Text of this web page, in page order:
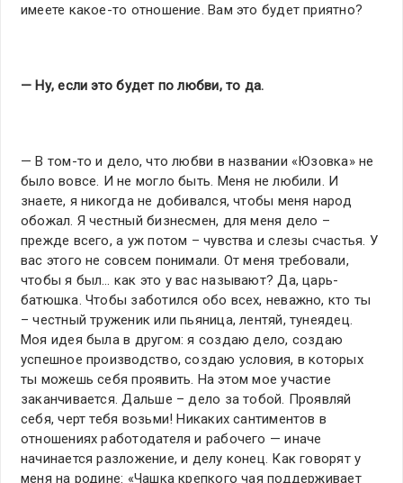
имеете какое-то отношение. Вам это будет приятно?
— Ну, если это будет по любви, то да.
— В том-то и дело, что любви в названии «Юзовка» не
было вовсе. И не могло быть. Меня не любили. И
знаете, я никогда не добивался, чтобы меня народ
обожал. Я честный бизнесмен, для меня дело –
прежде всего, а уж потом – чувства и слезы счастья. У
вас этого не совсем понимали. От меня требовали,
чтобы я был… как это у вас называют? Да, царь-
батюшка. Чтобы заботился обо всех, неважно, кто ты
– честный труженик или пьяница, лентяй, тунеядец.
Моя идея была в другом: я создаю дело, создаю
успешное производство, создаю условия, в которых
ты можешь себя проявить. На этом мое участие
заканчивается. Дальше – дело за тобой. Проявляй
себя, черт тебя возьми! Никаких сантиментов в
отношениях работодателя и рабочего — иначе
начинается разложение, и делу конец. Как говорят у
меня на родине: «Чашка крепкого чая поддерживает